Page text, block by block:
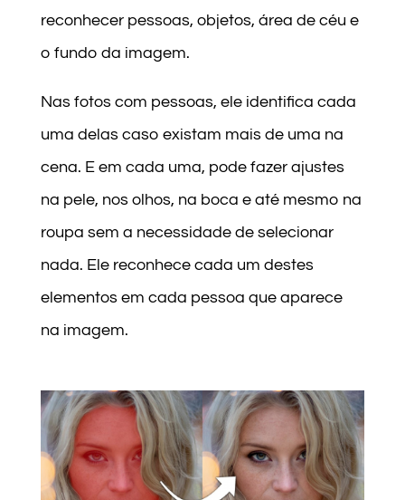
reconhecer pessoas, objetos, área de céu e
o fundo da imagem.
Nas fotos com pessoas, ele identifica cada
uma delas caso existam mais de uma na
cena. E em cada uma, pode fazer ajustes
na pele, nos olhos, na boca e até mesmo na
roupa sem a necessidade de selecionar
nada. Ele reconhece cada um destes
elementos em cada pessoa que aparece
na imagem.